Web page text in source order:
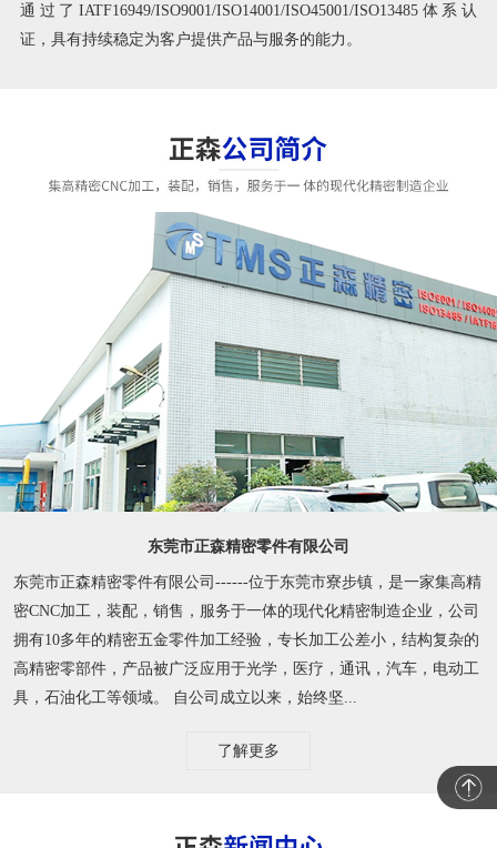
通过了IATF16949/ISO9001/ISO14001/ISO45001/ISO13485体系认
证，具有持续稳定为客户提供产品与服务的能力。
东莞市正森精密零件有限公司
东莞市正森精密零件有限公司------位于东莞市寮步镇，是一家集高精
密CNC加工，装配，销售，服务于一体的现代化精密制造企业，公司
拥有10多年的精密五金零件加工经验，专长加工公差小，结构复杂的
高精密零部件，产品被广泛应用于光学，医疗，通讯，汽车，电动工
具，石油化工等领域。 自公司成立以来，始终坚...
了解更多